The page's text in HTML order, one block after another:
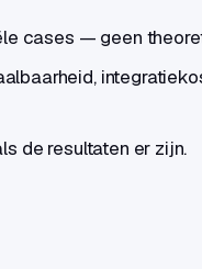
cases — geen
de resultaten er zijn.